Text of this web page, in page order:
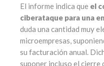
El informe indica que el
ciberataque para una
duda una cantidad muy
microempresas,
su facturación anual.
suponer incluso el cierre